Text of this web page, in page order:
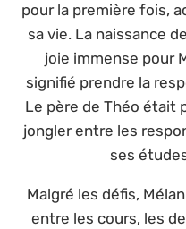
pour la première fois,
sa vie. La naissance
joie immense pour
signifié prendre la
Le père de Théo était
jongler entre les
ses
Malgré les défis,
entre les cours, les